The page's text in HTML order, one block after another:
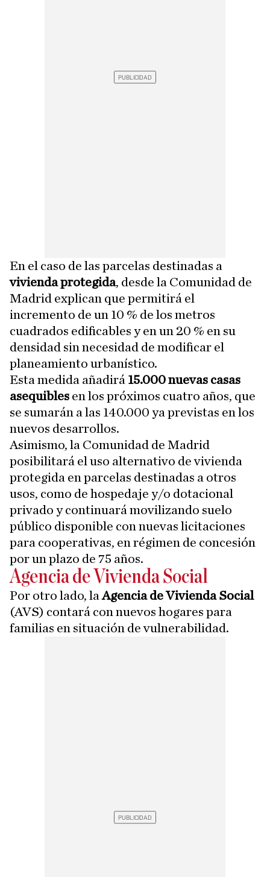
En el caso de las parcelas destinadas a
vivienda protegida, desde la Comunidad de
Madrid explican que permitirá el
incremento de un 10 % de los metros
cuadrados edificables y en un 20 % en su
densidad sin necesidad de modificar el
planeamiento urbanístico.
Esta medida añadirá 15.000 nuevas casas
asequibles en los próximos cuatro años, que
se sumarán a las 140.000 ya previstas en los
nuevos desarrollos.
Asimismo, la Comunidad de Madrid
posibilitará el uso alternativo de vivienda
protegida en parcelas destinadas a otros
usos, como de hospedaje y/o dotacional
privado y continuará movilizando suelo
público disponible con nuevas licitaciones
para cooperativas, en régimen de concesión
por un plazo de 75 años.
Agencia de Vivienda Social
Por otro lado, laAgencia de Vivienda Social
(AVS) contará con nuevos hogares para
familias en situación de vulnerabilidad.